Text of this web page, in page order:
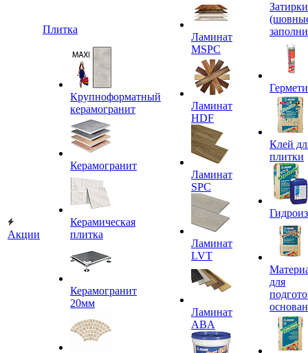
Акции
Плитка
Крупноформатный
керамогранит
Керамогранит
Керамическая
плитка
Керамогранит
20мм
Ламинат
MSPC
Ламинат
HDF
Ламинат
SPC
Ламинат
LVT
Ламинат
ABA
Затирки
Клей
плитки
для